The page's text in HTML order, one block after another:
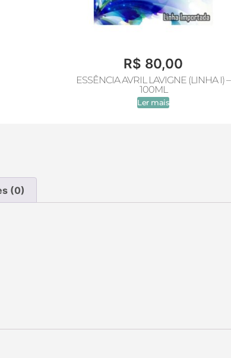
R$ 80,00
ESSÊNCIA AVRIL LAVIGNE (LINHA I) –
100ML
Ler mais
(0)